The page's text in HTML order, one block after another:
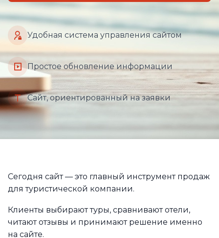
Удобная система управления сайтом
Простое обновление информации
Сайт, ориентированный на заявки
Сегодня сайт — это главный инструмент продаж
для туристической компании.
Клиенты выбирают туры, сравнивают отели,
читают отзывы и принимают решение именно
на сайте.